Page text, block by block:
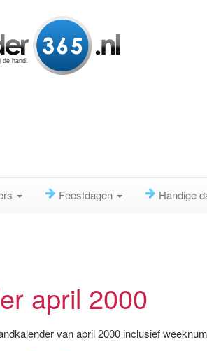
de hand!
Feestdagen Handige
april 2000
van april 2000 inclusief